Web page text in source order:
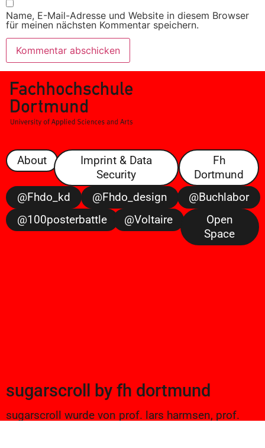
Name, E-Mail-Adresse und Website in diesem Browser
für meinen nächsten Kommentar speichern.
About
Imprint & Data
Security
Fh
Dortmund
@fhdo_kd
@fhdo_design
@buchlabor
@100posterbattle
@voltaire
Open
Space
sugarscroll by fh dortmund
sugarscroll wurde von prof. lars harmsen, prof.